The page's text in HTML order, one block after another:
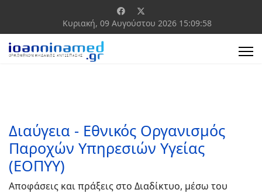
Κυριακή, 09 Αυγούστου 2026 15:09:58
Διαύγεια - Εθνικός Οργανισμός
Παροχών Υπηρεσιών Υγείας
(ΕΟΠΥΥ)
Αποφάσεις και πράξεις στο Διαδίκτυο, μέσω του